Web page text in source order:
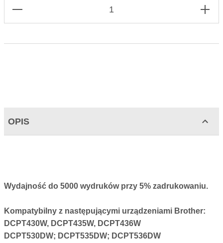
OPIS
Wydajność do 5000 wydruków przy 5% zadrukowaniu.
Kompatybilny z następującymi urządzeniami Brother:
DCPT430W, DCPT435W, DCPT436W
DCPT530DW; DCPT535DW; DCPT536DW